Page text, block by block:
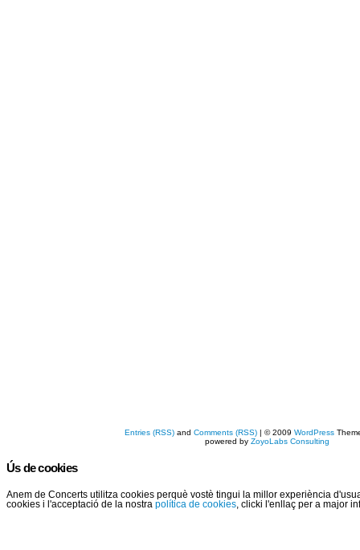
Entries (RSS) andComments (RSS) | © 2009WordPress
powered byZoyoLabs Consulting
Ús de cookies
Anem de Concerts utilitza cookies perquè vostè tingui la millor experiència
cookies i l'acceptació de la nostra política de cookies , clicki l'enllaç per a major